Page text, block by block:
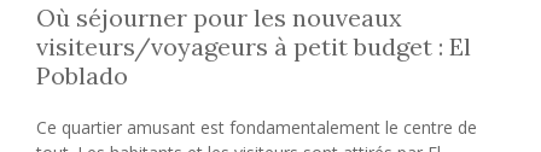
Où séjourner pour les nouveaux
visiteurs/voyageurs à petit budget : El
Poblado
Ce quartier amusant est fondamentalement le centre de